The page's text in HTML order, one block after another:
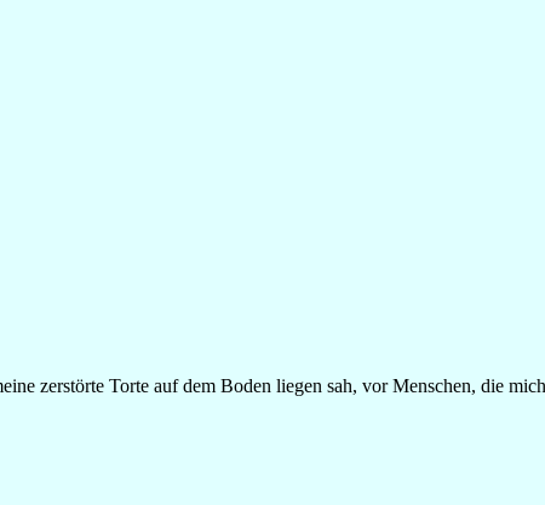
zerstörte Torte auf dem Boden liegen sah, vor Menschen, die